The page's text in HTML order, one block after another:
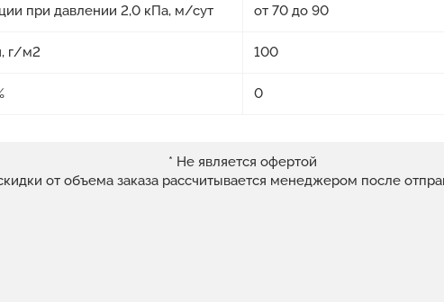
при давлении 2,0 кПа, м/сут от 70 до 90
г/м2 100
0
* Не является офертой
от объема заказа рассчитывается менеджером после